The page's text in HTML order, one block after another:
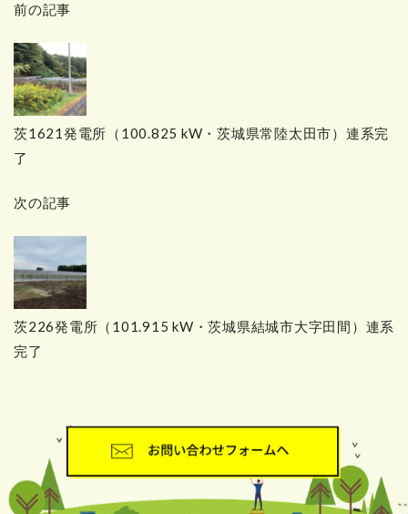
リ
前の記事
茨1621発電所（100.825 kW・茨城県常陸太田市）連系完
了
次の記事
茨226発電所（101.915 kW・茨城県結城市大字田間）連系
完了